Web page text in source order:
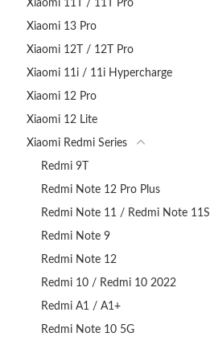
Xiaomi 11T / 11T Pro
Xiaomi 13 Pro
Xiaomi 12T / 12T Pro
Xiaomi 11i / 11i Hypercharge
Xiaomi 12 Pro
Xiaomi 12 Lite
Xiaomi Redmi Series
Redmi 9T
Redmi Note 12 Pro Plus
Redmi Note 11 / Redmi Note 11S
Redmi Note 9
Redmi Note 12
Redmi 10 / Redmi 10 2022
Redmi A1 / A1+
Redmi Note 10 5G